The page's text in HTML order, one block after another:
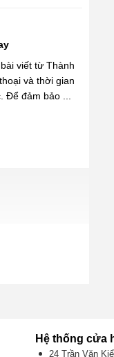
viết từ Thành
và thời gian
Để đảm bảo ...
Hệ thống cửa
24 Trần Văn